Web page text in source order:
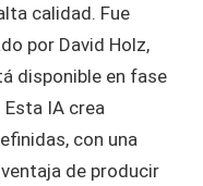
calidad. Fue
por David Holz,
disponible en fase
IA crea
con una
de producir